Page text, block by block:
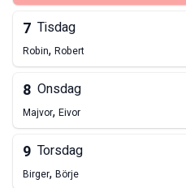
7 Tisdag
Robin, Robert
8 Onsdag
Majvor, Eivor
9 Torsdag
Birger, Börje